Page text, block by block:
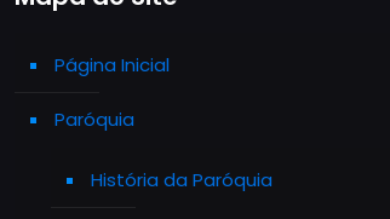
Página Inicial
Paróquia
História da Paróquia